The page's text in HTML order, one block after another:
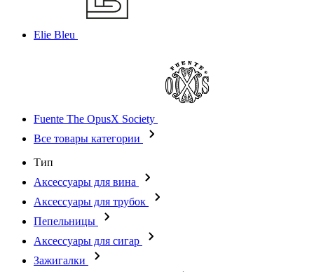
Elie Bleu
Fuente The OpusX Society
Все товары категории
Тип
Аксессуары для вина
Аксессуары для трубок
Пепельницы
Аксессуары для сигар
Зажигалки